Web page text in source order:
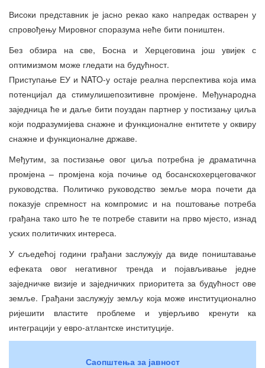
Високи представник је јасно рекао како напредак остварен у
спровођењу Мировног споразума неће бити поништен.
Без обзира на све, Босна и Херцеговина још увијек с
оптимизмом може гледати на будућност.
Приступање ЕУ и NATO-у остаје реална перспектива која има
потенцијал да стимулишепозитивне промјене. Међународна
заједница ће и даље бити поуздан партнер у постизању циља
који подразумијева снажне и функционалне ентитете у оквиру
снажне и функционалне државе.
Међутим, за постизање овог циља потребна је драматична
промјена – промјена која почиње од босанскохерцеговачког
руководства. Политичко руководство земље мора почети да
показује спремност на компромис и на поштовање потреба
грађана тако што ће те потребе ставити на прво мјесто, изнад
уских политичких интереса.
У сљедећој години грађани заслужују да виде поништавање
ефеката овог негативног тренда и појављивање једне
заједничке визије и заједничких приоритета за будућност ове
земље. Грађани заслужују земљу која може институционално
ријешити властите проблеме и увјерљиво кренути ка
интеграцији у евро-атлантске институције.
Саопштења за јавност